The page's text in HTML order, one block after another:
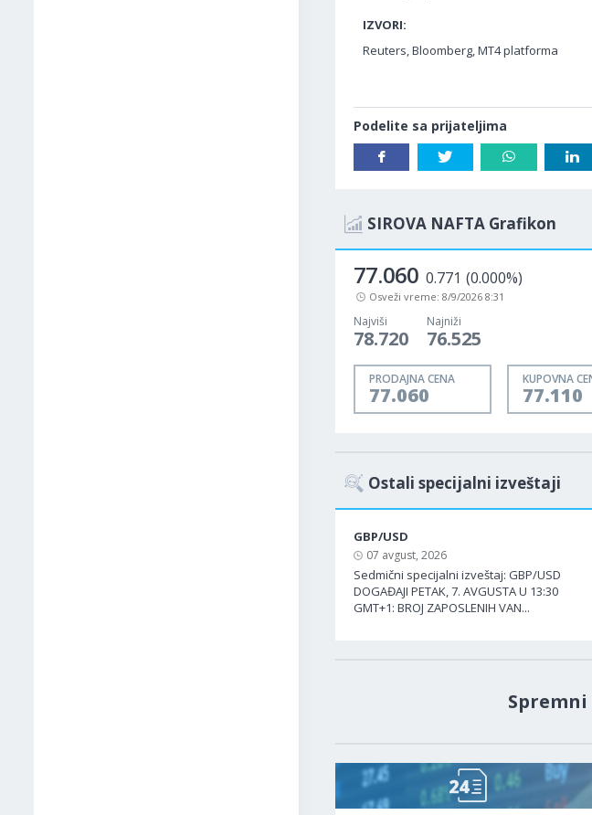
IZVORI:
Reuters, Bloomberg, MT4 platforma
Podelite sa prijateljima
SIROVA NAFTA Grafikon
77.060 0.771 (0.000%)
Osveži vreme: 8/9/2026 8:31
Najviši
78.720
Najniži
76.525
PRODAJNA CENA
77.060
KUPOVNA
77.110
Ostali specijalni izveštaji
GBP/USD
07 avgust, 2026
Sedmični specijalni izveštaj: GBP/USD
DOGAĐAJI PETAK, 7. AVGUSTA U 13:30
GMT+1: BROJ ZAPOSLENIH VAN...